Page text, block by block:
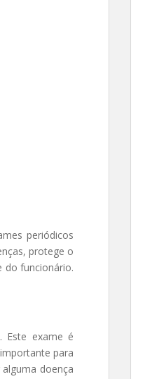
periódicos
protege o
do funcionário.
Este exame é
para
doença